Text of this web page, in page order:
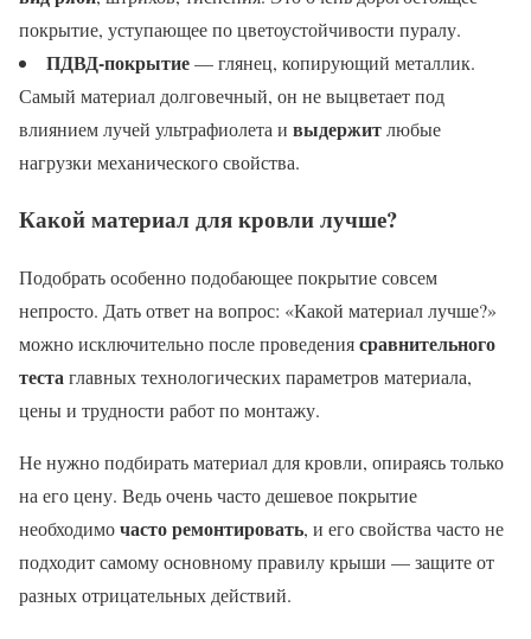
покрытие, уступающее по цветоустойчивости пуралу.
ПДВД-покрытие— глянец, копирующий металлик.
Самый материал долговечный, он не выцветает под
влиянием лучей ультрафиолета и выдержитлюбые
нагрузки механического свойства.
Какой материал для кровли лучше?
Подобрать особенно подобающее покрытие совсем
непросто. Дать ответ на вопрос: «Какой материал лучше?»
можно исключительно после проведениясравнительного
тестаглавных технологических параметров материала,
цены и трудности работ по монтажу.
Не нужно подбирать материал для кровли, опираясь только
на его цену. Ведь очень часто дешевое покрытие
необходимочасто ремонтировать, и его свойства часто не
подходит самому основному правилу крыши — защите от
разных отрицательных действий.